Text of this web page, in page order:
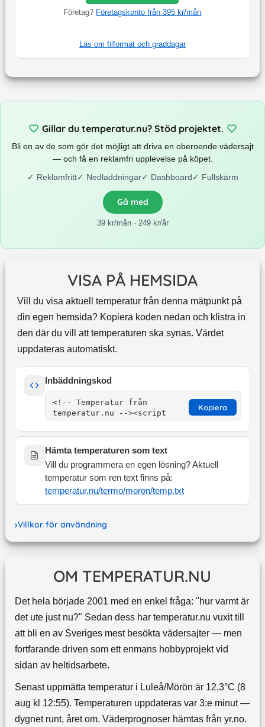
Företag? Företagskonto från 395 kr/mån
Läs om filformat och graddagar
Gillar du temperatur.nu? Stöd projektet.
Bli en av de som gör det möjligt att driva en oberoende vädersajt
— och få en reklamfri upplevelse på köpet.
✓ Reklamfritt✓ Nedladdningar✓ Dashboard✓ Fullskärm
Gå med
39 kr/mån · 249 kr/år
VISA PÅ HEMSIDA
Vill du visa aktuell temperatur från denna mätpunkt på
din egen hemsida? Kopiera koden nedan och klistra in
den där du vill att temperaturen ska synas. Värdet
uppdateras automatiskt.
Inbäddningskod
Kopiera
Hämta temperaturen som text
Vill du programmera en egen lösning? Aktuell
temperatur som ren text finns på:
temperatur.nu/termo/moron/temp.txt
Villkor för användning
OM TEMPERATUR.NU
Det hela började 2001 med en enkel fråga: "hur varmt är
det ute just nu?" Sedan dess har temperatur.nu vuxit till
att bli en av Sveriges mest besökta vädersajter — men
fortfarande driven som ett enmans hobbyprojekt vid
sidan av heltidsarbete.
Senast uppmätta temperatur i Luleå/Mörön är 12,3°C (8
aug kl 12:55). Temperaturen uppdateras var 3:e minut —
dygnet runt, året om. Väderprognoser hämtas från yr.no.